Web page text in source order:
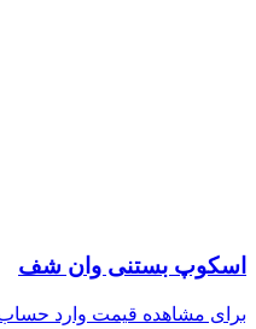
اسکوپ بستنی وان شف
برای مشاهده قیمت وارد